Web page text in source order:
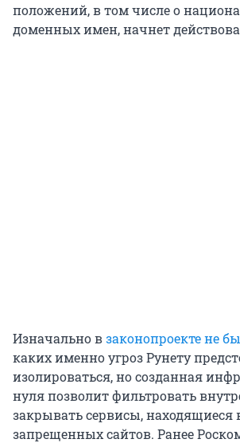
положений, в том числе о
доменных имен, начнет
Изначально взаконопроекте не
каких именно угроз Рунету
изолироваться, но созданная
нуля позволит фильтровать
закрывать сервисы, находящиеся
запрещенных сайтов. Ранее